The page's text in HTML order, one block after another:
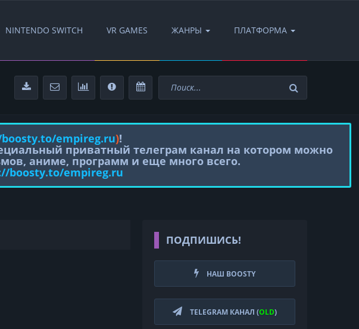
NINTENDO SWITCH VR GAMES ЖАНРЫ ПЛАТФОРМА
empireg.ru)!
приватный телеграм канал на котором можно
аниме, программ и еще много всего.
boosty.to/empireg.ru
ПОДПИШИСЬ!
НАШ BOOSTY
TELEGRAM КАНАЛ (OLD)